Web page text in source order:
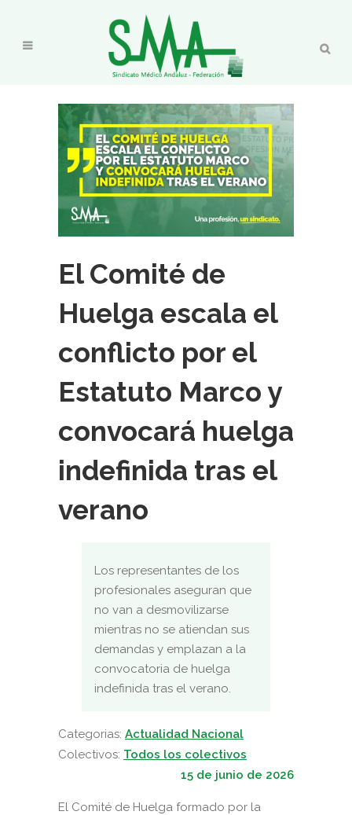
El Comité de
Huelga escala el
conflicto por el
Estatuto Marco y
convocará huelga
indefinida tras el
verano
Los representantes de los
profesionales aseguran que
no van a desmovilizarse
mientras no se atiendan sus
demandas y emplazan a la
convocatoria de huelga
indefinida tras el verano.
Categorias: Actualidad Nacional
Colectivos: Todos los colectivos
15 de junio de 2026
El Comité de Huelga formado por la